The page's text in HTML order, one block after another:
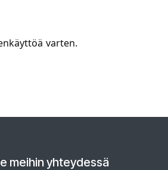
varten.
meihin yhteydessä